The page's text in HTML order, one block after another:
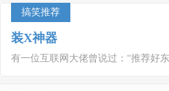
搞笑推荐
装X神器
有一位互联网大佬曾说过：“推荐好